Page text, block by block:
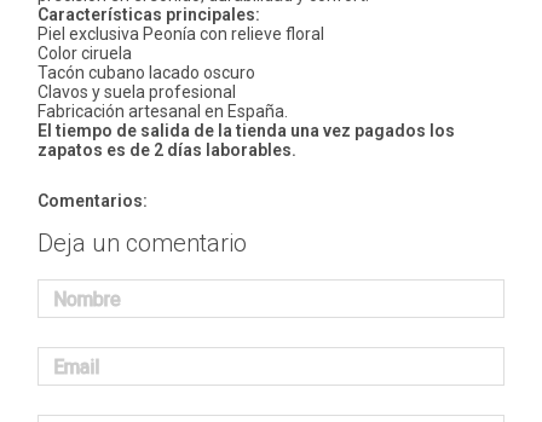
Características principales:
Piel exclusiva Peonía con relieve floral
Color ciruela
Tacón cubano lacado oscuro
Clavos y suela profesional
Fabricación artesanal en España.
El tiempo de salida de la tienda una vez pagados los
zapatos es de 2 días laborables.
Comentarios:
Deja un comentario
Nombre
Email